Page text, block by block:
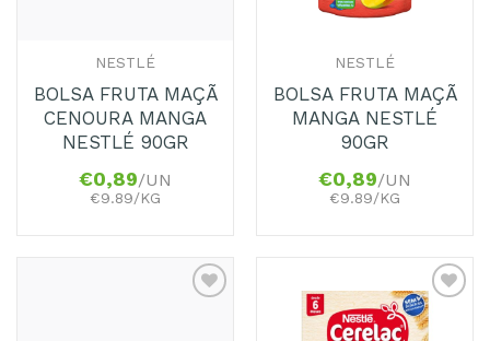
NESTLÉ
BOLSA FRUTA MAÇÃ
CENOURA MANGA
NESTLÉ 90GR
€0,89/UN
€9.89/KG
NESTLÉ
BOLSA FRUTA MAÇÃ
MANGA NESTLÉ
90GR
€0,89/UN
€9.89/KG
Adicionar